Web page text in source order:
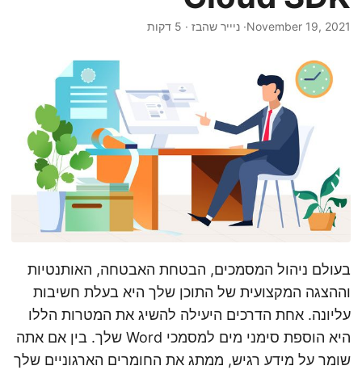
November 19, 2021· ניייר שהבז · 5 דקות
בעולם ניהול המסמכים, הבטחת האבטחה, האותנטיות
וההצגה המקצועית של התוכן שלך היא בעלת חשיבות
עליונה. אחת הדרכים היעילה להשיג את המטרות הללו
היא הוספת סימני מים למסמכי Word שלך. בין אם אתה
שומר על מידע רגיש, ממתג את החומרים הארגוניים שלך